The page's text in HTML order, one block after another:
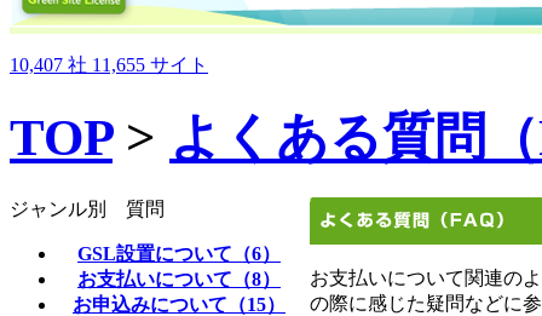
10,407 社 11,655 サイト
TOP> よくある質問
ジャンル別 質問
GSL設置について（6）
お支払いについて（8）
お申込みについて（15）
お支払いについて関連の
の際に感じた疑問などに